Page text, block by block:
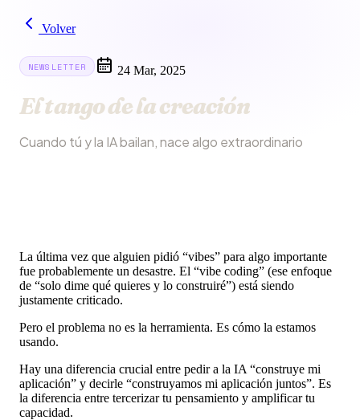
Volver
NEWSLETTER 24 Mar, 2025
El tango de la creación
Cuando tú y la IA bailan, nace algo extraordinario
La última vez que alguien pidió “vibes” para algo importante
fue probablemente un desastre. El “vibe coding” (ese enfoque
de “solo dime qué quieres y lo construiré”) está siendo
justamente criticado.
Pero el problema no es la herramienta. Es cómo la estamos
usando.
Hay una diferencia crucial entre pedir a la IA “construye mi
aplicación” y decirle “construyamos mi aplicación juntos”. Es
la diferencia entre tercerizar tu pensamiento y amplificar tu
capacidad.